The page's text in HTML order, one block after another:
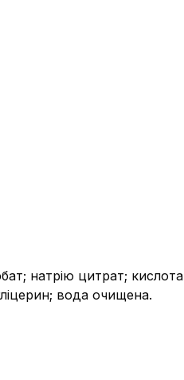
натрію цитрат; кислота
вода очищена.